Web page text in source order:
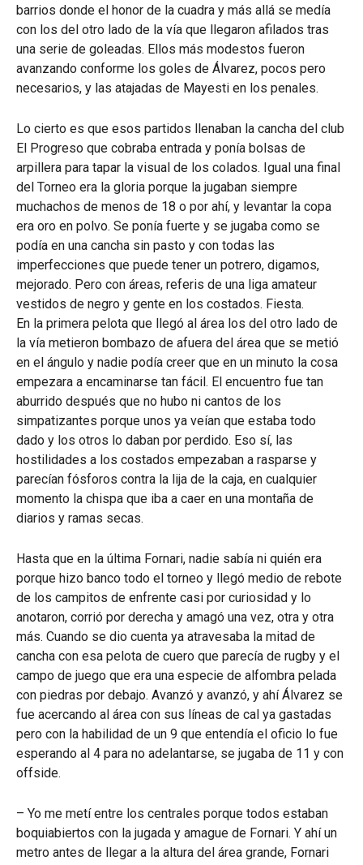
barrios donde el honor de la cuadra y más allá se medía
con los del otro lado de la vía que llegaron afilados tras
una serie de goleadas. Ellos más modestos fueron
avanzando conforme los goles de Álvarez, pocos pero
necesarios, y las atajadas de Mayesti en los penales.
Lo cierto es que esos partidos llenaban la cancha del club
El Progreso que cobraba entrada y ponía bolsas de
arpillera para tapar la visual de los colados. Igual una final
del Torneo era la gloria porque la jugaban siempre
muchachos de menos de 18 o por ahí, y levantar la copa
era oro en polvo. Se ponía fuerte y se jugaba como se
podía en una cancha sin pasto y con todas las
imperfecciones que puede tener un potrero, digamos,
mejorado. Pero con áreas, referis de una liga amateur
vestidos de negro y gente en los costados. Fiesta.
En la primera pelota que llegó al área los del otro lado de
la vía metieron bombazo de afuera del área que se metió
en el ángulo y nadie podía creer que en un minuto la cosa
empezara a encaminarse tan fácil. El encuentro fue tan
aburrido después que no hubo ni cantos de los
simpatizantes porque unos ya veían que estaba todo
dado y los otros lo daban por perdido. Eso sí, las
hostilidades a los costados empezaban a rasparse y
parecían fósforos contra la lija de la caja, en cualquier
momento la chispa que iba a caer en una montaña de
diarios y ramas secas.
Hasta que en la última Fornari, nadie sabía ni quién era
porque hizo banco todo el torneo y llegó medio de rebote
de los campitos de enfrente casi por curiosidad y lo
anotaron, corrió por derecha y amagó una vez, otra y otra
más. Cuando se dio cuenta ya atravesaba la mitad de
cancha con esa pelota de cuero que parecía de rugby y el
campo de juego que era una especie de alfombra pelada
con piedras por debajo. Avanzó y avanzó, y ahí Álvarez se
fue acercando al área con sus líneas de cal ya gastadas
pero con la habilidad de un 9 que entendía el oficio lo fue
esperando al 4 para no adelantarse, se jugaba de 11 y con
offside.
– Yo me metí entre los centrales porque todos estaban
boquiabiertos con la jugada y amague de Fornari. Y ahí un
metro antes de llegar a la altura del área grande, Fornari